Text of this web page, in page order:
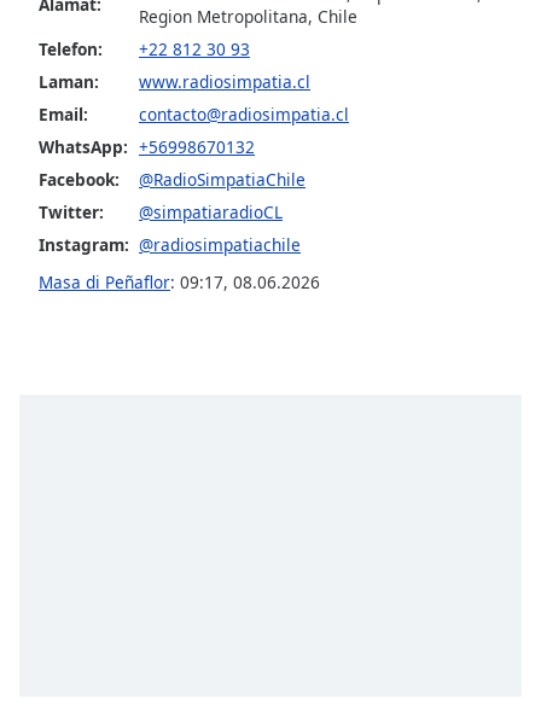
Opacity
Caption
Area
Background
Color
Opacity
Region Metropolitana, Chile
Telefon:
+22 812 30 93
Laman:
www.radiosimpatia.cl
Email:
contacto@radiosimpatia.cl
WhatsApp: +56998670132
Facebook:
@RadioSimpatiaChile
Twitter:
@simpatiaradioCL
Instagram: @radiosimpatiachile
Masa di Peñaflor: 09:17, 08.06.2026